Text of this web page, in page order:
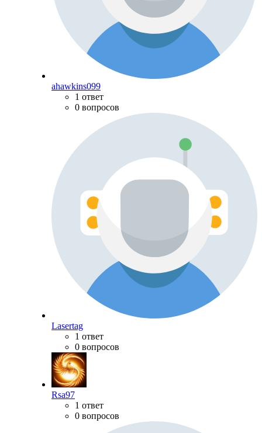
ahawkins099
1 ответ
0 вопросов
Lasertag
1 ответ
0 вопросов
Rsa97
1 ответ
0 вопросов